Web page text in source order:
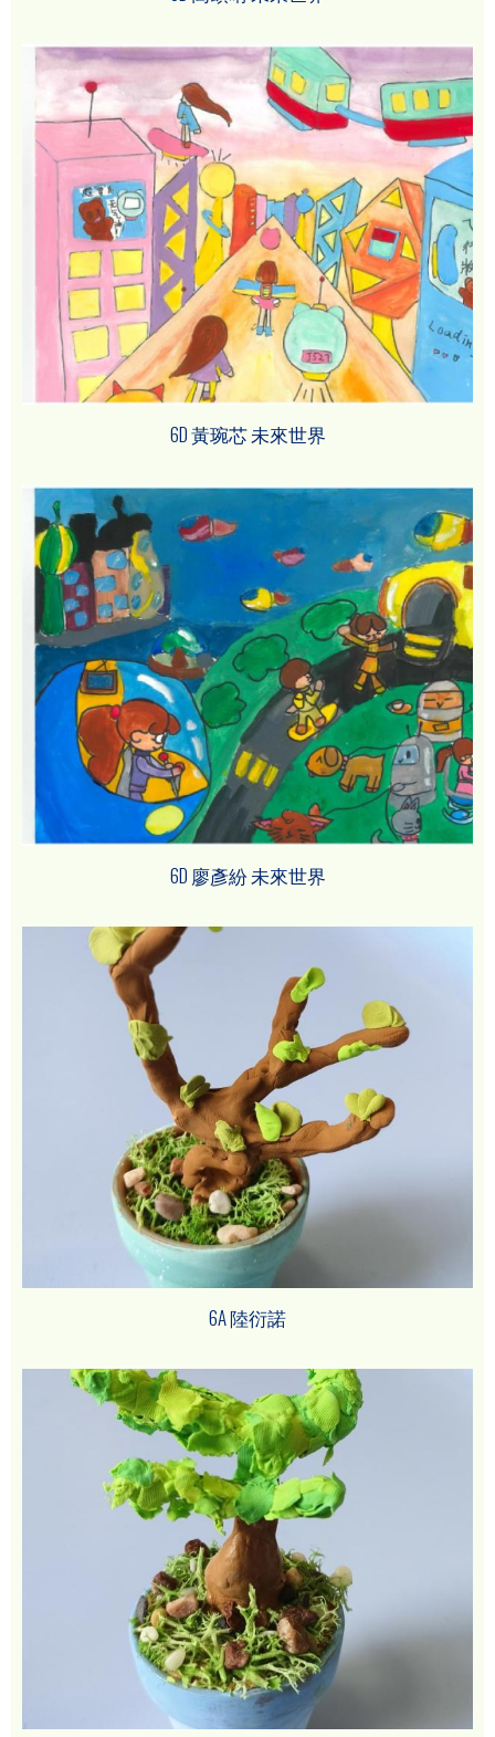
6D 黃琬芯 未來世界
6D 廖彥紛 未來世界
6A 陸衍諾